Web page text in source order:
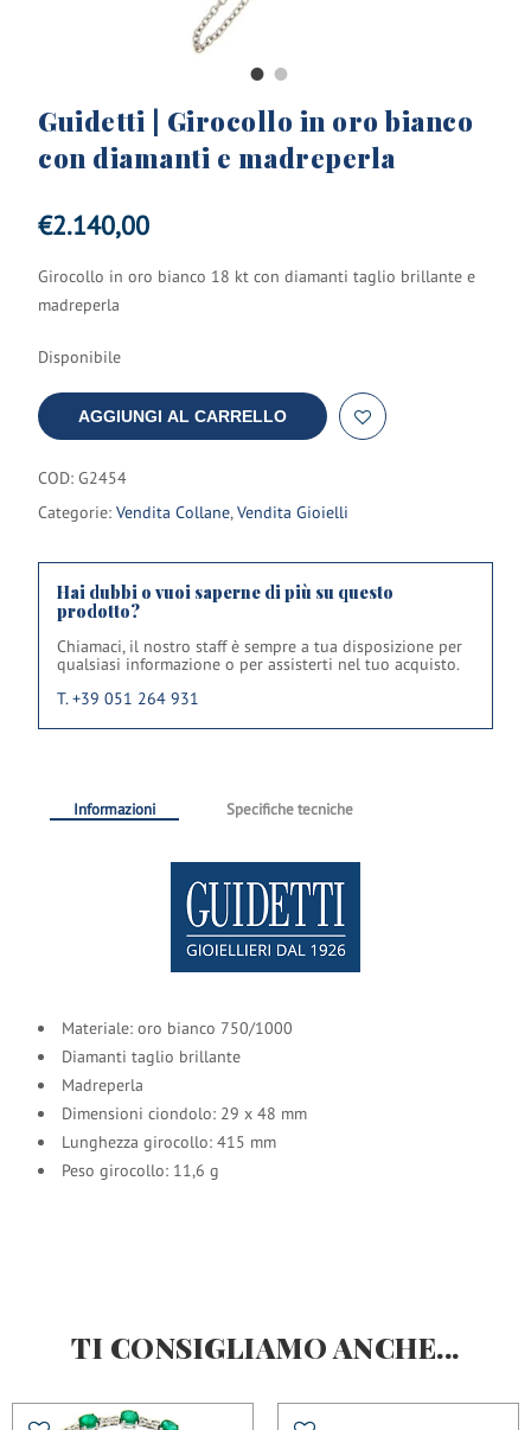
Guidetti | Girocollo in oro bianco
con diamanti e madreperla
€2.140,00
Girocollo in oro bianco 18 kt con diamanti taglio brillante e
madreperla
Disponibile
AGGIUNGI AL CARRELLO
COD: G2454
Categorie: Vendita Collane,Vendita Gioielli
Hai dubbi o vuoi saperne di più su questo
prodotto?
Chiamaci, il nostro staff è sempre a tua disposizione per
qualsiasi informazione o per assisterti nel tuo acquisto.
T. +39 051 264 931
Informazioni Specifiche tecniche
Materiale: oro bianco 750/1000
Diamanti taglio brillante
Madreperla
Dimensioni ciondolo: 29 x 48 mm
Lunghezza girocollo: 415 mm
Peso girocollo: 11,6 g
TI CONSIGLIAMO ANCHE...